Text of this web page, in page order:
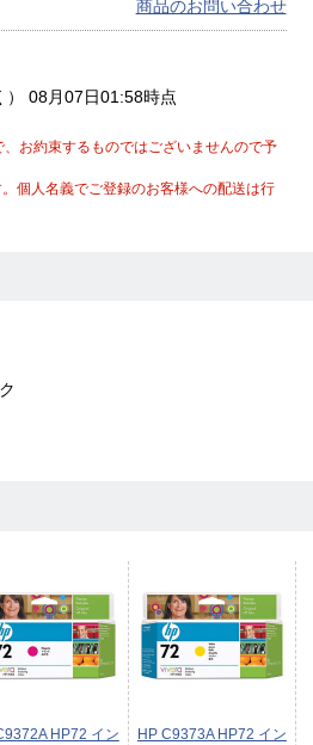
商品のお問い合わせ
08月07日01:58時点
お約束するものではございませんので予
個人名義でご登録のお客様への配送は行
HP72 イン
HP C9373A HP72 イン